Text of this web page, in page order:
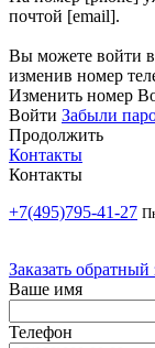
почтой [email].
Вы можете войти
изменив номер
Изменить номер
Войти Забыли
Продолжить
Контакты
Контакты
+7(495)795-41-27
Заказать обратный
Ваше имя
Телефон